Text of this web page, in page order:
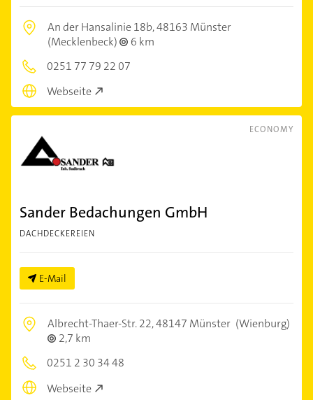
An der Hansalinie 18b,48163 Münster
(Mecklenbeck)
6 km
0251 77 79 22 07
Webseite
ECONOMY
Sander Bedachungen GmbH
DACHDECKEREIEN
E-Mail
Albrecht-Thaer-Str. 22,48147 Münster (Wienburg)
2,7 km
0251 2 30 34 48
Webseite